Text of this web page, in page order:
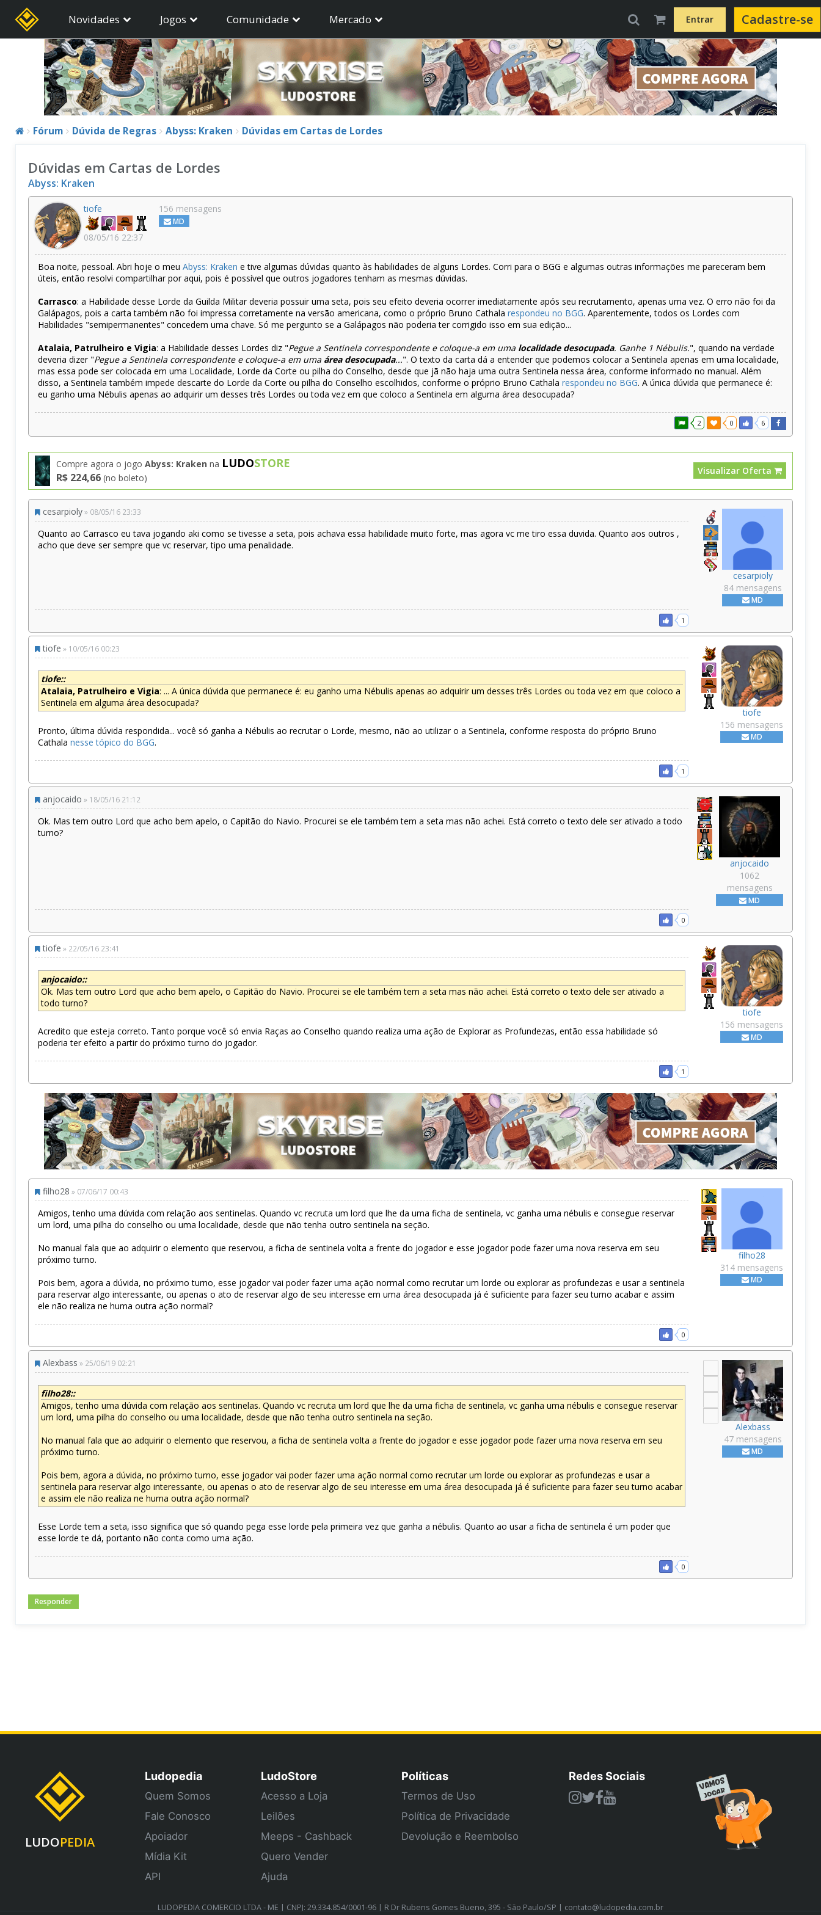
Novidades Jogos Comunidade Mercado Entrar Cadastre-se
Fórum Dúvida de Regras Abyss: Kraken Dúvidas em Cartas de Lordes
Dúvidas em Cartas de Lordes
Abyss: Kraken
tiofe
08/05/16 22:37
156 mensagens
MD
Boa noite, pessoal. Abri hoje o meu Abyss: Kraken e tive algumas dúvidas quanto às habilidades de alguns Lordes. Corri para o BGG e algumas outras informações me pareceram bem
úteis, então resolvi compartilhar por aqui, pois é possível que outros jogadores tenham as mesmas dúvidas.
Carrasco: a Habilidade desse Lorde da Guilda Militar deveria possuir uma seta, pois seu efeito deveria ocorrer imediatamente após seu recrutamento, apenas uma vez. O erro não foi da
Galápagos, pois a carta também não foi impressa corretamente na versão americana, como o próprio Bruno Cathala respondeu no BGG. Aparentemente, todos os Lordes com
Habilidades "semipermanentes" concedem uma chave. Só me pergunto se a Galápagos não poderia ter corrigido isso em sua edição...
Atalaia, Patrulheiro e Vigia: a Habilidade desses Lordes diz "Pegue a Sentinela correspondente e coloque-a em uma localidade desocupada. Ganhe 1 Nébulis.", quando na verdade
deveria dizer "Pegue a Sentinela correspondente e coloque-a em uma área desocupada...". O texto da carta dá a entender que podemos colocar a Sentinela apenas em uma localidade,
mas essa pode ser colocada em uma Localidade, Lorde da Corte ou pilha do Conselho, desde que jã não haja uma outra Sentinela nessa área, conforme informado no manual. Além
disso, a Sentinela também impede descarte do Lorde da Corte ou pilha do Conselho escolhidos, conforme o próprio Bruno Cathala respondeu no BGG. A única dúvida que permanece é:
eu ganho uma Nébulis apenas ao adquirir um desses três Lordes ou toda vez em que coloco a Sentinela em alguma área desocupada?
2 0 6
Compre agora o jogo Abyss: Kraken na LUDOSTORE
R$ 224,66 (no boleto)
Visualizar Oferta
cesarpioly
84 mensagens
MD
cesarpioly» 08/05/16 23:33
Quanto ao Carrasco eu tava jogando aki como se tivesse a seta, pois achava essa habilidade muito forte, mas agora vc me tiro essa duvida. Quanto aos outros ,
acho que deve ser sempre que vc reservar, tipo uma penalidade.
1
tiofe
156 mensagens
MD
tiofe » 10/05/16 00:23
tiofe::
Atalaia, Patrulheiro e Vigia: ... A única dúvida que permanece é: eu ganho uma Nébulis apenas ao adquirir um desses três Lordes ou toda vez em que coloco a
Sentinela em alguma área desocupada?
Pronto, última dúvida respondida... você só ganha a Nébulis ao recrutar o Lorde, mesmo, não ao utilizar o a Sentinela, conforme resposta do próprio Bruno
Cathala nesse tópico do BGG.
1
anjocaido
1062
mensagens
MD
anjocaido » 18/05/16 21:12
Ok. Mas tem outro Lord que acho bem apelo, o Capitão do Navio. Procurei se ele também tem a seta mas não achei. Está correto o texto dele ser ativado a todo
turno?
0
tiofe
156 mensagens
MD
tiofe » 22/05/16 23:41
anjocaido::
Ok. Mas tem outro Lord que acho bem apelo, o Capitão do Navio. Procurei se ele também tem a seta mas não achei. Está correto o texto dele ser ativado a
todo turno?
Acredito que esteja correto. Tanto porque você só envia Raças ao Conselho quando realiza uma ação de Explorar as Profundezas, então essa habilidade só
poderia ter efeito a partir do próximo turno do jogador.
1
filho28
314 mensagens
MD
filho28 » 07/06/17 00:43
Amigos, tenho uma dúvida com relação aos sentinelas. Quando vc recruta um lord que lhe da uma ficha de sentinela, vc ganha uma nébulis e consegue reservar
um lord, uma pilha do conselho ou uma localidade, desde que não tenha outro sentinela na seção.
No manual fala que ao adquirir o elemento que reservou, a ficha de sentinela volta a frente do jogador e esse jogador pode fazer uma nova reserva em seu
próximo turno.
Pois bem, agora a dúvida, no próximo turno, esse jogador vai poder fazer uma ação normal como recrutar um lorde ou explorar as profundezas e usar a sentinela
para reservar algo interessante, ou apenas o ato de reservar algo de seu interesse em uma área desocupada já é suficiente para fazer seu turno acabar e assim
ele não realiza ne huma outra ação normal?
0
Alexbass
47 mensagens
MD
Alexbass » 25/06/19 02:21
filho28::
Amigos, tenho uma dúvida com relação aos sentinelas. Quando vc recruta um lord que lhe da uma ficha de sentinela, vc ganha uma nébulis e consegue reservar
um lord, uma pilha do conselho ou uma localidade, desde que não tenha outro sentinela na seção.
No manual fala que ao adquirir o elemento que reservou, a ficha de sentinela volta a frente do jogador e esse jogador pode fazer uma nova reserva em seu
próximo turno.
Pois bem, agora a dúvida, no próximo turno, esse jogador vai poder fazer uma ação normal como recrutar um lorde ou explorar as profundezas e usar a
sentinela para reservar algo interessante, ou apenas o ato de reservar algo de seu interesse em uma área desocupada já é suficiente para fazer seu turno acabar
e assim ele não realiza ne huma outra ação normal?
Esse Lorde tem a seta, isso significa que só quando pega esse lorde pela primeira vez que ganha a nébulis. Quanto ao usar a ficha de sentinela é um poder que
esse lorde te dá, portanto não conta como uma ação.
0
Responder
LUDOPEDIA
Ludopedia
Quem Somos
Fale Conosco
Apoiador
Mídia Kit
API
LudoStore
Acesso a Loja
Leilões
Meeps - Cashback
Quero Vender
Ajuda
Políticas
Termos de Uso
Política de Privacidade
Devolução e Reembolso
Redes Sociais
LUDOPEDIA COMERCIO LTDA - ME | CNPJ: 29.334.854/0001-96 | R Dr Rubens Gomes Bueno, 395 - São Paulo/SP | contato@ludopedia.com.br